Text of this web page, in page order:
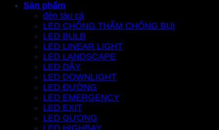
Sản phẩm
đèn tàu cá
LED CHỐNG THẤM CHỐNG BỤI
LED BULB
LED LINEAR LIGHT
LED LANDSCAPE
LED DÂY
LED DOWNLIGHT
LED ĐƯỜNG
LED EMERGENCY
LED EXIT
LED GƯƠNG